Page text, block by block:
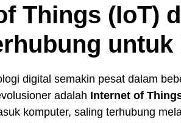
Things (IoT)
untuk
digital semakin pesat dalam
adalah Internet of
komputer, saling terhubung